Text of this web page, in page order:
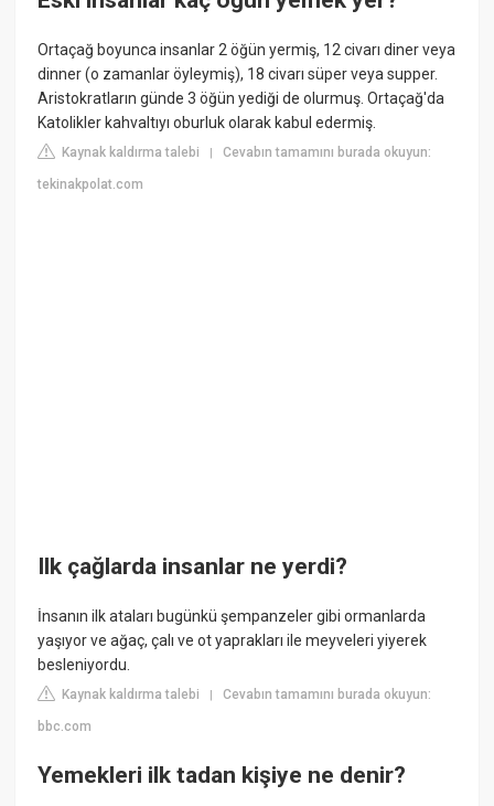
Ortaçağ boyunca insanlar 2 öğün yermiş, 12 civarı diner veya
dinner (o zamanlar öyleymiş), 18 civarı süper veya supper.
Aristokratların günde 3 öğün yediği de olurmuş. Ortaçağ'da
Katolikler kahvaltıyı oburluk olarak kabul edermiş.
Kaynak kaldırma talebi |Cevabın tamamını burada okuyun:
tekinakpolat.com
Ilk çağlarda insanlar ne yerdi?
İnsanın ilk ataları bugünkü şempanzeler gibi ormanlarda
yaşıyor ve ağaç, çalı ve ot yaprakları ile meyveleri yiyerek
besleniyordu.
Kaynak kaldırma talebi |Cevabın tamamını burada okuyun:
bbc.com
Yemekleri ilk tadan kişiye ne denir?